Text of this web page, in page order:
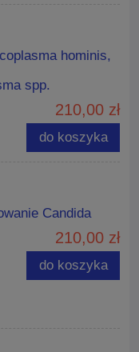
hominis,
spp.
210,00 zł
do koszyka
Candida
210,00 zł
do koszyka